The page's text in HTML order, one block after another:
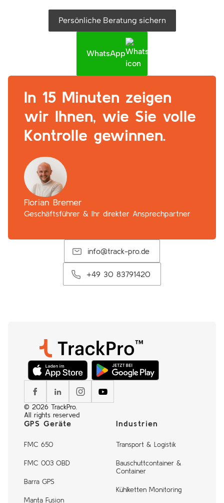
Persönliche Beratung sichern
WhatsApp
In 15 Minuten zeigen
wir Ihnen, wie Sie volle
Kontrolle gewinnen.
Florian Bremer
Geschäftsführer & Ihr direkter Ansprechpartner
info@track-pro.de
+49 30 83791420
© 2026 TrackPro.
All rights reserved
GPS Geräte
FMC 650
FMC 003 OBD
Barra GPS
Manta Fusion
Industrien
Transport & Logistik
Bauschuttcontainer &
Container
Kühlketten Monitoring